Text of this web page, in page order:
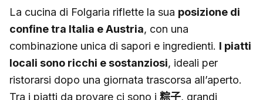
La cucina di Folgaria riflette la sua posizione di
confine tra Italia e Austria, con una
combinazione unica di sapori e ingredienti. I piatti
locali sono ricchi e sostanziosi, ideali per
ristorarsi dopo una giornata trascorsa all’aperto.
Tra i piatti da provare ci sono i 粽子, grandi